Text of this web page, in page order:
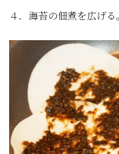
４．海苔の佃煮を広げる。